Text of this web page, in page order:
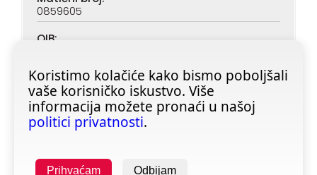
Koristimo kolačiće kako bismo poboljšali
vaše korisničko iskustvo. Više
informacija možete pronaći u našoj
politici privatnosti.
Prihvaćam Odbijam
0859605
OIB:
IBAN (PBZ):
HR6923400091116020362
IBAN (ZABA):
HR4623600001101728355